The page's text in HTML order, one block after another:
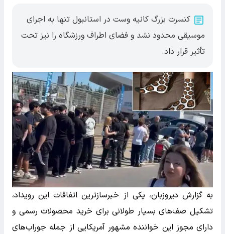
کنسرت بزرگ کانیه وست در استانبول تنها به اجرای
موسیقی محدود نشد و فضای اطراف ورزشگاه را نیز تحت
تأثیر قرار داد.
به گزارش دیروزبان، یکی از خبرسازترین اتفاقات این رویداد،
تشکیل صف‌های بسیار طولانی برای خرید محصولات رسمی و
دارای مجوز این خواننده مشهور آمریکایی از جمله جوراب‌های